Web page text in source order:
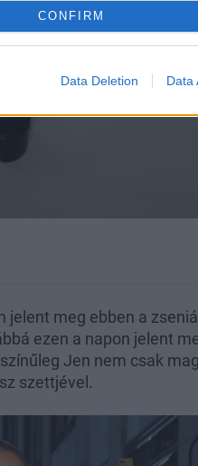
CONFIRM
Data Deletion Data
jelent meg ebben a
ezen a napon jelent
Jen nem csak
szettjével.